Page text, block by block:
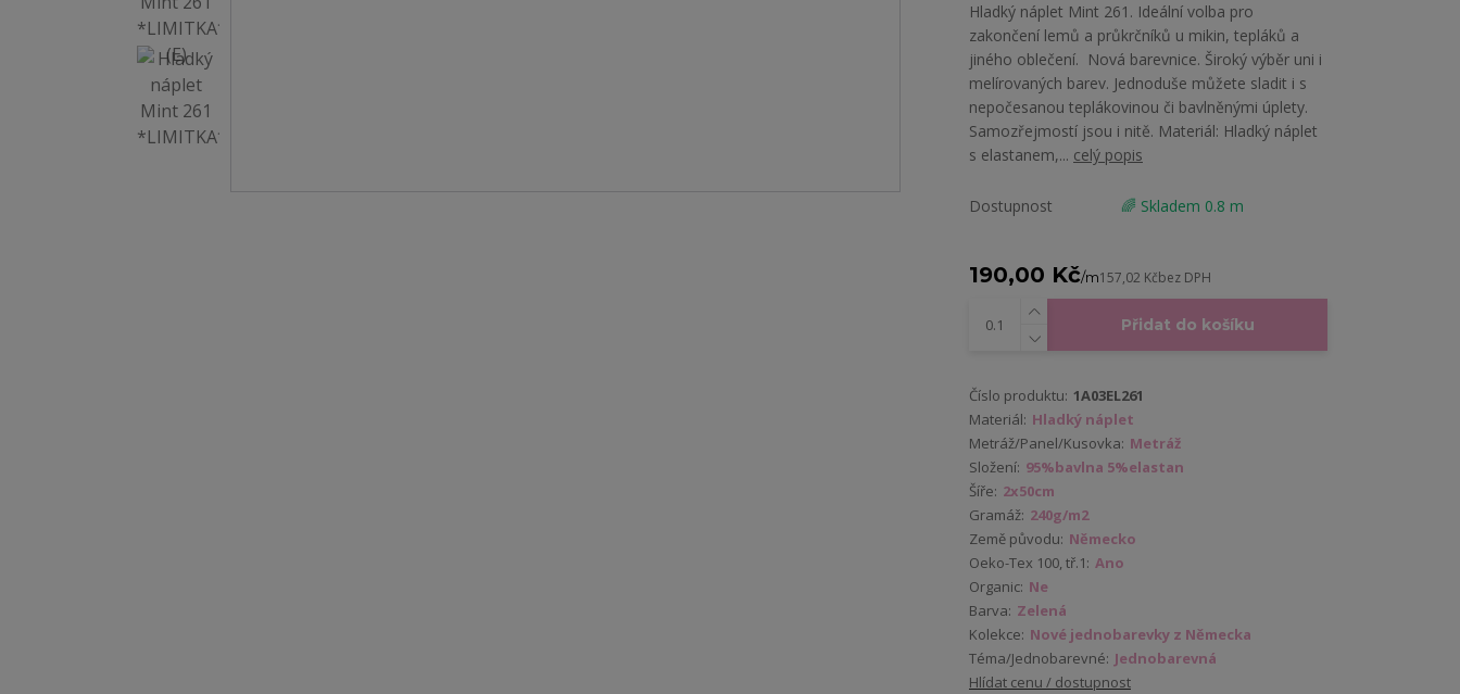
Hladký náplet Mint 261. Ideální volba pro
zakončení lemů a průkrčníků u mikin, tepláků a
jiného oblečení. Nová barevnice. Široký výběr uni i
melírovaných barev. Jednoduše můžete sladit i s
nepočesanou teplákovinou či bavlněnými úplety.
Samozřejmostí jsou i nitě. Materiál: Hladký náplet
s elastanem,... celý popis
Dostupnost 🌈 Skladem 0.8 m
190,00 Kč/m157,02 Kčbez DPH
Přidat do košíku
Číslo produktu: 1A03EL261
Materiál: Hladký náplet
Metráž/Panel/Kusovka: Metráž
Složení: 95%bavlna 5%elastan
Šíře: 2x50cm
Gramáž: 240g/m2
Země původu: Německo
Oeko-Tex 100, tř.1: Ano
Organic: Ne
Barva: Zelená
Kolekce: Nové jednobarevky z Německa
Téma/Jednobarevné: Jednobarevná
Hlídat cenu / dostupnost